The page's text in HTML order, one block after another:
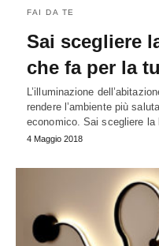
FAI DA TE
Sai scegliere
che fa per la
L’illuminazione
rendere l’ambiente più
economico. Sai scegliere
4 Maggio 2018